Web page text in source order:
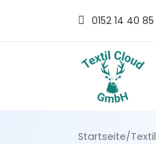
0152 14 40
Startseite/